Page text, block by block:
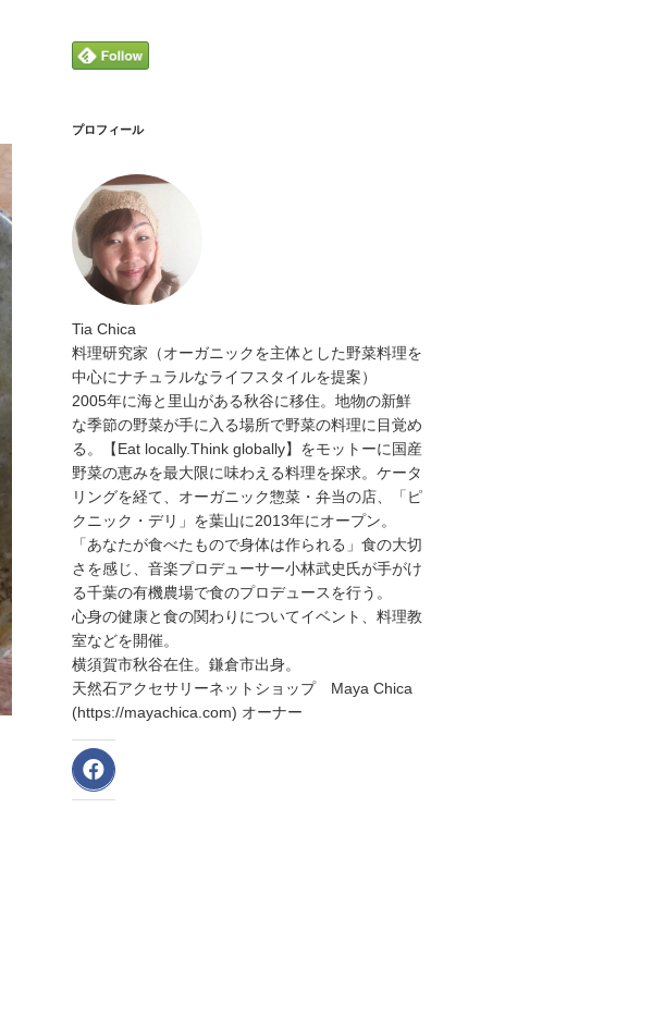
プロフィール
Tia Chica
料理研究家（オーガニックを主体とした野菜料理を
中心にナチュラルなライフスタイルを提案）
2005年に海と里山がある秋谷に移住。地物の新鮮
な季節の野菜が手に入る場所で野菜の料理に目覚め
る。【Eat locally.Think globally】をモットーに国産
野菜の恵みを最大限に味わえる料理を探求。ケータ
リングを経て、オーガニック惣菜・弁当の店、「ピ
クニック・デリ」を葉山に2013年にオープン。
「あなたが食べたもので身体は作られる」食の大切
さを感じ、音楽プロデューサー小林武史氏が手がけ
る千葉の有機農場で食のプロデュースを行う。
心身の健康と食の関わりについてイベント、料理教
室などを開催。
横須賀市秋谷在住。鎌倉市出身。
天然石アクセサリーネットショップ Maya Chica
(https://mayachica.com) オーナー